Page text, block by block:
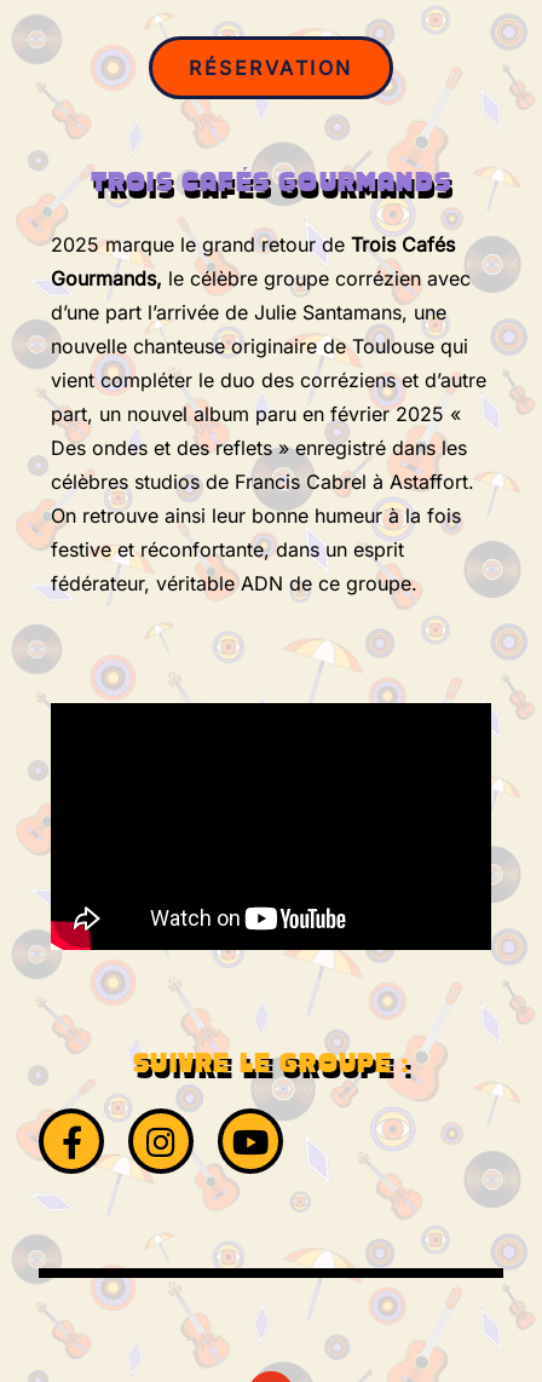
RÉSERVATION
TROIS CAFÉS GOURMANDS
2025 marque le grand retour deTrois Cafés
Gourmands, le célèbre groupe corrézien avec
d’une part l’arrivée de Julie Santamans, une
nouvelle chanteuse originaire de Toulouse qui
vient compléter le duo des corréziens et d’autre
part, un nouvel album paru en février 2025 «
Des ondes et des reflets » enregistré dans les
célèbres studios de Francis Cabrel à Astaffort.
On retrouve ainsi leur bonne humeur à la fois
festive et réconfortante, dans un esprit
fédérateur, véritable ADN de ce groupe.
SUIVRE LE GROUPE :